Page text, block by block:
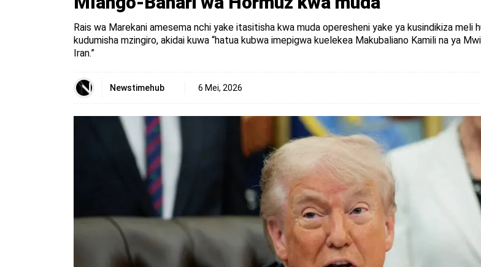
Rais wa Marekani amesema nchi yake itasitisha kwa muda operesheni yake ya kusindikiza meli
kudumisha mzingiro, akidai kuwa “hatua kubwa imepigwa kuelekea Makubaliano Kamili na ya
Iran.”
Newstimehub 6 Mei, 2026